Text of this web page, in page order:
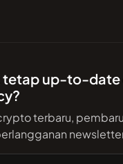
tetap up-to-date
terbaru,